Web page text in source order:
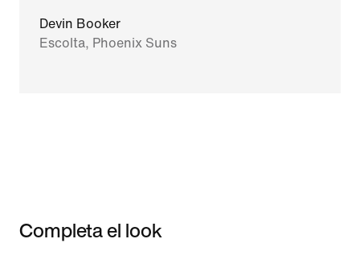
Devin Booker
Escolta, Phoenix Suns
Completa el look